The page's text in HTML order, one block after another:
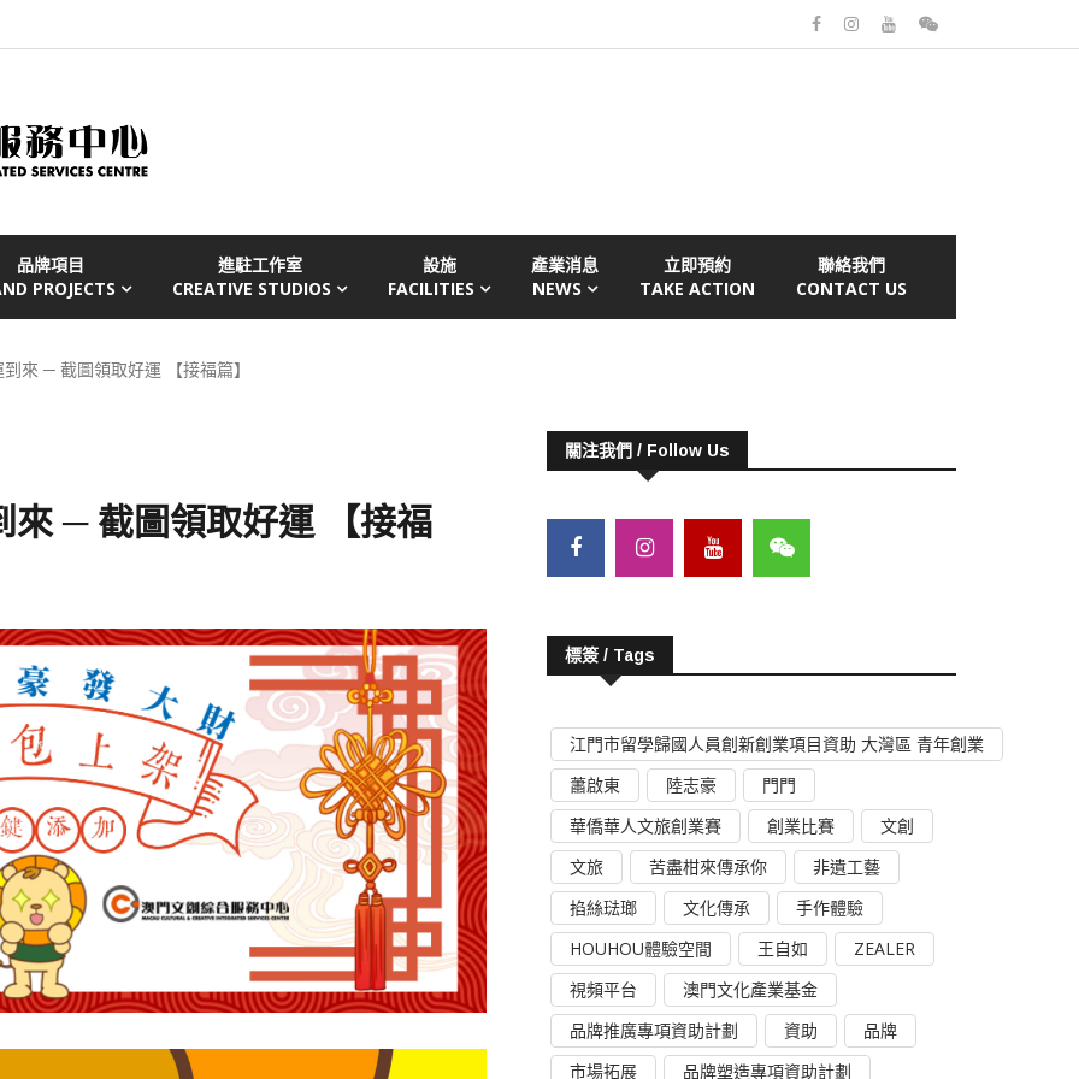
品牌項目
PROJECTS
進駐工作室
CREATIVE STUDIOS
設施
FACILITIES
產業消息
NEWS
立即預約
TAKE ACTION
聯絡我們
CONTACT US
來 ─ 截圖領取好運 【接福篇】
來 ─ 截圖領取好運 【接福
關注我們 / Follow Us
標簽 / Tags
江門市留學歸國人員創新創業項目資助 大灣區 青年創業
蕭啟東
陸志豪
門門
華僑華人文旅創業賽
創業比賽
文創
文旅
苦盡柑來傳承你
非遺工藝
掐絲琺瑯
文化傳承
手作體驗
HOUHOU體驗空間
王自如
ZEALER
視頻平台
澳門文化產業基金
品牌推廣專項資助計劃
資助
品牌
市場拓展
品牌塑造專項資助計劃